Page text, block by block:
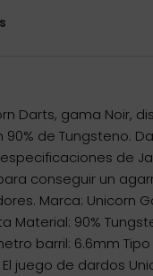
Darts, gama Noir,
de Tungsteno.
de
conseguir un
Marca: Unicorn
Material: 90%
barril: 6.6mm
juego de dardos